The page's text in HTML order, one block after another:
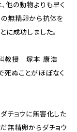
他の動物よりも早く
の無精卵から抗体を
に成功しました。
教授 塚本 康浩
死ぬことがほぼなく
チョウに無害化した
無精卵からダチョウ